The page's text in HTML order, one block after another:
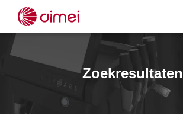
Zoekresultaten